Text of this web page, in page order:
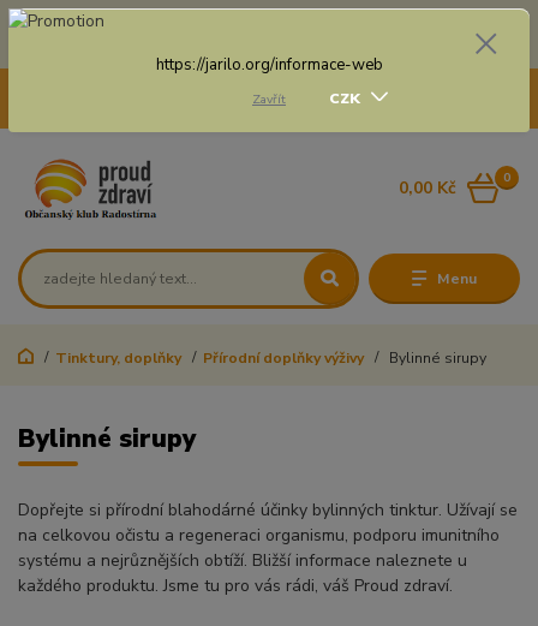
Doprava zdarma na některé druhy dopravy při nákupu
Menu
CZK
0
0,00 Kč
Tinktury, doplňky Přírodní doplňky výživy Bylinné sirupy
Bylinné sirupy
Dopřejte si přírodní blahodárné účinky bylinných tinktur. Užívají se
na celkovou očistu a regeneraci organismu, podporu imunitního
systému a nejrůznějších obtíží. Bližší informace naleznete u
každého produktu. Jsme tu pro vás rádi, váš Proud zdraví.
https://jarilo.org/informace-web
Zavřít